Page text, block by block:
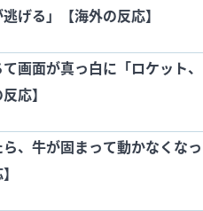
げる」【海外の反応】
画面が真っ白に「ロケット、
応】
、牛が固まって動かなくなっ